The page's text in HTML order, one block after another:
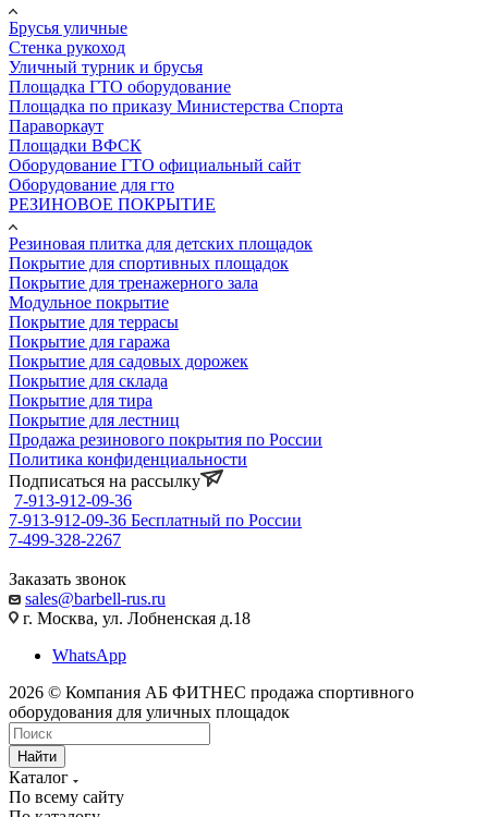
Брусья уличные
Стенка рукоход
Уличный турник и брусья
Площадка ГТО оборудование
Площадка по приказу Министерства Спорта
Параворкаут
Площадки ВФСК
Оборудование ГТО официальный сайт
Оборудование для гто
РЕЗИНОВОЕ ПОКРЫТИЕ
Резиновая плитка для детских площадок
Покрытие для спортивных площадок
Покрытие для тренажерного зала
Модульное покрытие
Покрытие для террасы
Покрытие для гаража
Покрытие для садовых дорожек
Покрытие для склада
Покрытие для тира
Покрытие для лестниц
Продажа резинового покрытия по России
Политика конфиденциальности
Подписаться на рассылку
7-913-912-09-36
7-913-912-09-36 Бесплатный по России
7-499-328-2267
Заказать звонок
sales@barbell-rus.ru
г. Москва, ул. Лобненская д.18
WhatsApp
2026 © Компания АБ ФИТНЕС продажа спортивного
оборудования для уличных площадок
Найти
Каталог
По всему сайту